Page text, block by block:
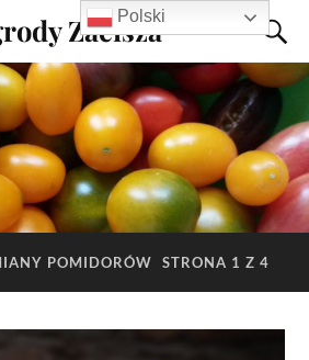
Zacisza
POMIDORÓW STRONA 1 Z 4
Polski